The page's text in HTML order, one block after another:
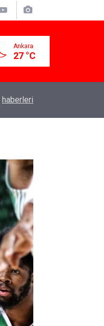
Ankara
27 °C
haberleri